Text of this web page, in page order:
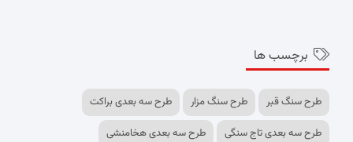
برچسب ها
طرح سنگ قبر طرح سنگ مزار
طرح سه بعدی براکت
طرح سه بعدی تاج سنگی
طرح سه بعدی هخامنشی